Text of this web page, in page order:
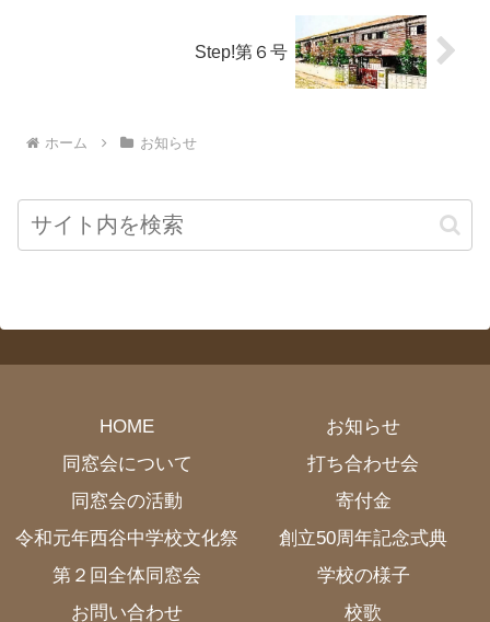
Step!第６号
ホーム お知らせ
HOME
お知らせ
同窓会について
打ち合わせ会
同窓会の活動
寄付金
令和元年西谷中学校文化祭
創立50周年記念式典
第２回全体同窓会
学校の様子
お問い合わせ
校歌